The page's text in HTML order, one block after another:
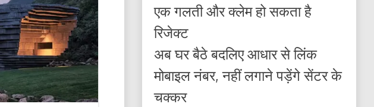
एक गलती और क्लेम हो सकता है
रिजेक्ट
अब घर बैठे बदलिए आधार से लिंक
मोबाइल नंबर, नहीं लगाने पड़ेंगे सेंटर के
चक्कर